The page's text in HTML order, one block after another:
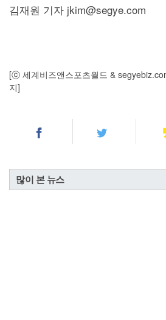
김재원 기자 jkim@segye.com
[ⓒ 세계비즈앤스포츠월드 &
지]
많이 본 뉴스